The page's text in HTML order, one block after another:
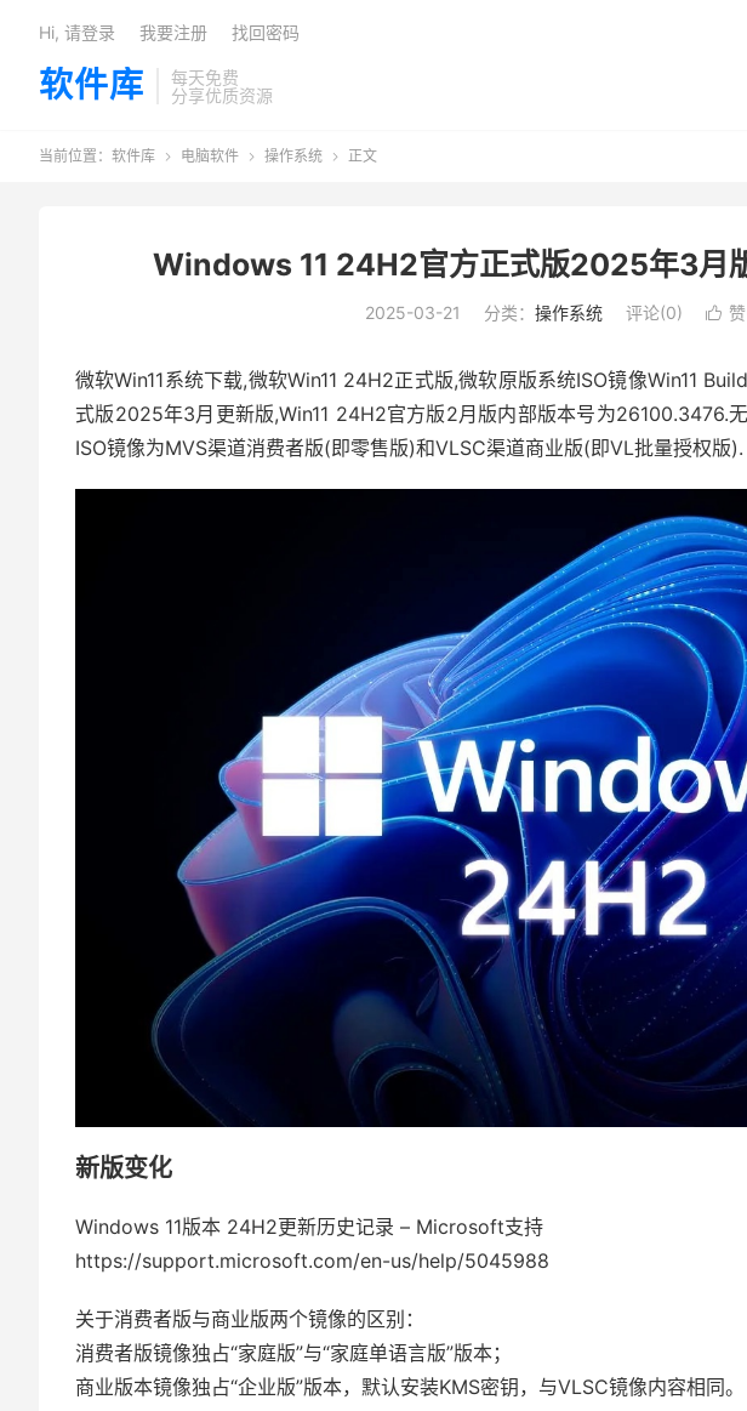
软件库
每天免费
分享优质资源
Hi, 请登录 我要注册 找回密码
当前位置： 软件库  电脑软件  操作系统  正文
Windows 11 24H2官方正式版2025年3月
2025-03-21 分类： 操作系统 评论(0) 
微软Win11系统下载,微软Win11 24H2正式版,微软原版系统ISO镜像Win11
式版2025年3月更新版,Win11 24H2官方版2月版内部版本号为26100.3476.
ISO镜像为MVS渠道消费者版(即零售版)和VLSC渠道商业版(即VL批量授权版).
新版变化
Windows 11版本 24H2更新历史记录 – Microsoft支持
https://support.microsoft.com/en-us/help/5045988
关于消费者版与商业版两个镜像的区别：
消费者版镜像独占“家庭版”与“家庭单语言版”版本；
商业版本镜像独占“企业版”版本，默认安装KMS密钥，与VLSC镜像内容相同。